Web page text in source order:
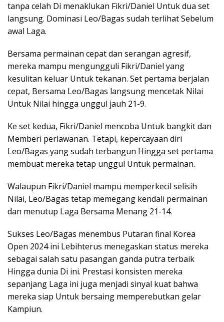
tanpa celah Di menaklukan Fikri/Daniel Untuk dua set
langsung. Dominasi Leo/Bagas sudah terlihat Sebelum
awal Laga.
Bersama permainan cepat dan serangan agresif,
mereka mampu mengungguli Fikri/Daniel yang
kesulitan keluar Untuk tekanan. Set pertama berjalan
cepat, Bersama Leo/Bagas langsung mencetak Nilai
Untuk Nilai hingga unggul jauh 21-9.
Ke set kedua, Fikri/Daniel mencoba Untuk bangkit dan
Memberi perlawanan. Tetapi, kepercayaan diri
Leo/Bagas yang sudah terbangun Hingga set pertama
membuat mereka tetap unggul Untuk permainan.
Walaupun Fikri/Daniel mampu memperkecil selisih
Nilai, Leo/Bagas tetap memegang kendali permainan
dan menutup Laga Bersama Menang 21-14.
Sukses Leo/Bagas menembus Putaran final Korea
Open 2024 ini Lebihterus menegaskan status mereka
sebagai salah satu pasangan ganda putra terbaik
Hingga dunia Di ini. Prestasi konsisten mereka
sepanjang Laga ini juga menjadi sinyal kuat bahwa
mereka siap Untuk bersaing memperebutkan gelar
Kampiun.